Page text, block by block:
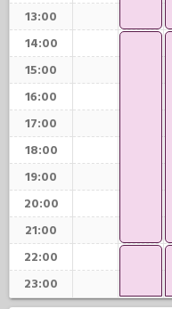
13:00
14:00
15:00
16:00
17:00
18:00
19:00
20:00
21:00
22:00
23:00